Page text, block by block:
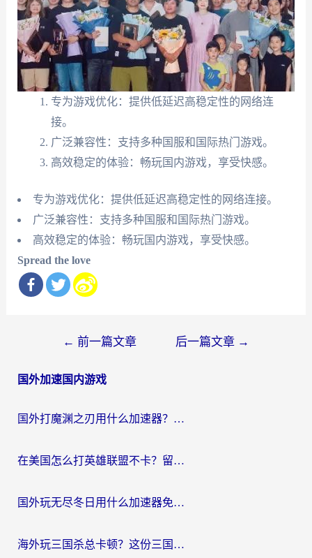
专为游戏优化：提供低延迟高稳定性的网络连
接。
广泛兼容性：支持多种国服和国际热门游戏。
高效稳定的体验：畅玩国内游戏，享受快感。
专为游戏优化：提供低延迟高稳定性的网络连接。
广泛兼容性：支持多种国服和国际热门游戏。
高效稳定的体验：畅玩国内游戏，享受快感。
Spread the love
导
← 前一篇文章 后一篇文章 →
国外加速国内游戏
国外打魔渊之刃用什么加速器？2026海外玩家国服游戏加速全攻略（附闪耀暖暖&复苏的魔女避坑指南）
在美国怎么打英雄联盟不卡？留学生亲测的国服游戏加速全攻略
国外玩无尽冬日用什么加速器免费？海外党国服游戏加速避坑指南
海外玩三国杀总卡顿？这份三国杀游戏加速器指南帮你告别延迟烦恼